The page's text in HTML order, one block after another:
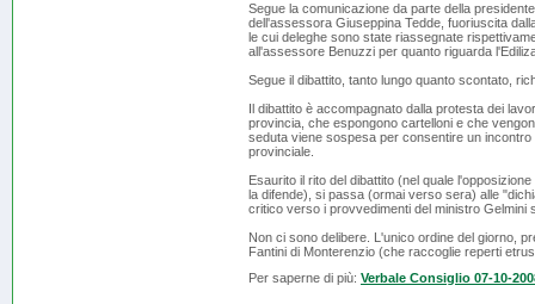
Segue la comunicazione da parte della
dell'assessora Giuseppina Tedde, fuoriuscita
le cui deleghe sono state riassegnate
all'assessore Benuzzi per quanto riguarda
Segue il dibattito, tanto lungo quanto scontato,
Il dibattito è accompagnato dalla protesta dei
provincia, che espongono cartelloni e che
seduta viene sospesa per consentire un
provinciale.
Esaurito il rito del dibattito (nel quale
la difende), si passa (ormai verso sera) alle
critico verso i provvedimenti del ministro Gelmini
Non ci sono delibere. L'unico ordine del giorno,
Fantini di Monterenzio (che raccoglie reperti
Per saperne di più: Verbale Consiglio 07-10-